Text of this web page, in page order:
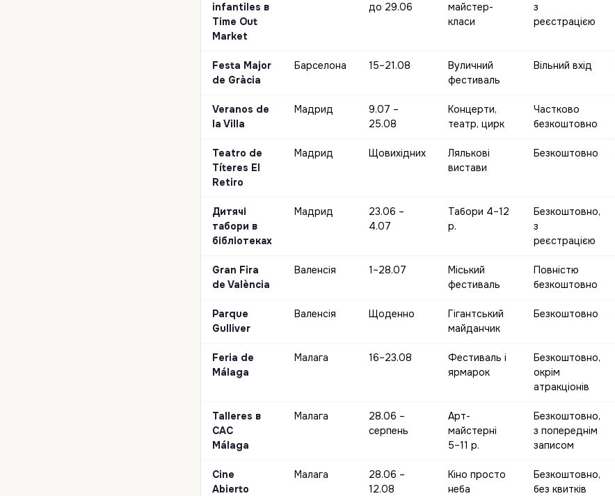
infantiles в
Time Out
Market
до 29.06
майстер-
класи
з
реєстрацією
Festa Major
de Gràcia
Барселона 15–21.08
Вуличний
фестиваль
Вільний вхід
Veranos de
la Villa
Мадрид
9.07 –
25.08
Концерти,
театр, цирк
Частково
безкоштовно
Teatro de
Títeres El
Retiro
Мадрид Щовихідних
Лялькові
вистави
Безкоштовно
Дитячі
табори в
бібліотеках
Мадрид
23.06 –
4.07
Табори 4–12
р.
Безкоштовно,
з
реєстрацією
Gran Fira
de València
Валенсія 1–28.07
Міський
фестиваль
Повністю
безкоштовно
Parque
Gulliver
Валенсія Щоденно
Гігантський
майданчик
Безкоштовно
Feria de
Málaga
Малага 16–23.08
Фестиваль і
ярмарок
Безкоштовно,
окрім
атракціонів
Talleres в
CAC
Málaga
Малага
28.06 –
серпень
Арт-
майстерні
5–11 р.
Безкоштовно,
з попереднім
записом
Cine
Abierto
Малага
28.06 –
12.08
Кіно просто
неба
Безкоштовно,
без квитків